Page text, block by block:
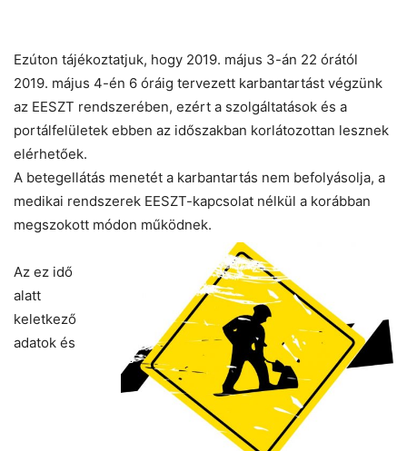
Ezúton tájékoztatjuk, hogy 2019. május 3-án 22 órától
2019. május 4-én 6 óráig tervezett karbantartást végzünk
az EESZT rendszerében, ezért a szolgáltatások és a
portálfelületek ebben az időszakban korlátozottan lesznek
elérhetőek.
A betegellátás menetét a karbantartás nem befolyásolja, a
medikai rendszerek EESZT-kapcsolat nélkül a korábban
megszokott módon működnek.
Az ez idő
alatt
keletkező
adatok és